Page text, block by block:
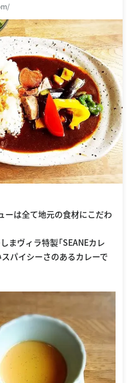
ーは全て地元の食材にこだわ
まヴィラ特製「SEANEカレ
パイシーさのあるカレーで